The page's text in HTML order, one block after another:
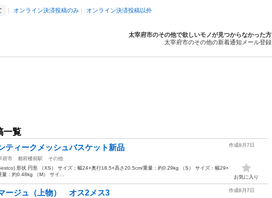
オンライン決済投稿のみ オンライン決済投稿以外
太宰府市のその他で欲しいモノが見つからなかった方
太宰府市のその他の新着通知メール登録
一覧
ィークメッシュバスケット新品
府市 都府楼前駅
その他
形状 円形 （XS） サイズ：幅24×奥行18.5×高さ20.5cm/重量：約0.29kg （S） サイズ：幅29×
：約0.48kg （M） サイ...
作成8月7日
お気に入り
ージュ（上物） オス2メス3 作成8月7日